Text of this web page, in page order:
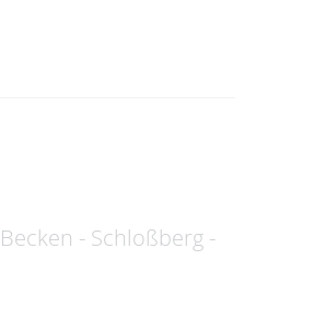
- Schloßberg -